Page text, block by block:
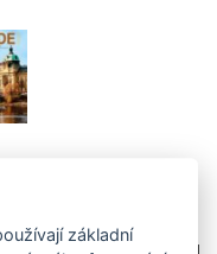
základní